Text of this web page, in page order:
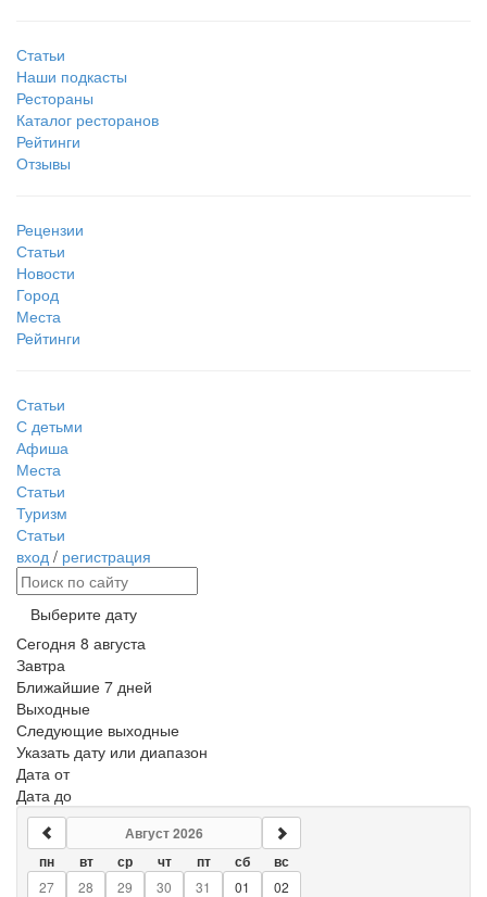
Статьи
Наши подкасты
Рестораны
Каталог ресторанов
Рейтинги
Отзывы
Рецензии
Статьи
Новости
Город
Места
Рейтинги
Статьи
С детьми
Афиша
Места
Статьи
Туризм
Статьи
вход / регистрация
Выберите дату
Сегодня 8 августа
Завтра
Ближайшие 7 дней
Выходные
Следующие выходные
Указать дату или диапазон
Дата от
Дата до
Август 2026
пн вт ср чт пт сб
вс
27
28 29 30 31 01
02